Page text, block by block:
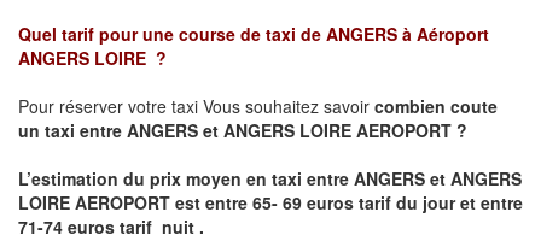
Quel tarif pour une course de taxi de ANGERS à Aéroport
ANGERS LOIRE ?
Pour réserver votre taxi Vous souhaitez savoir combien coute
un taxi entre ANGERS et ANGERS LOIRE AEROPORT ?
L’estimation du prix moyen en taxi entre ANGERS et ANGERS
LOIRE AEROPORT est entre 65- 69 euros tarif du jour et entre
71-74 euros tarif nuit .